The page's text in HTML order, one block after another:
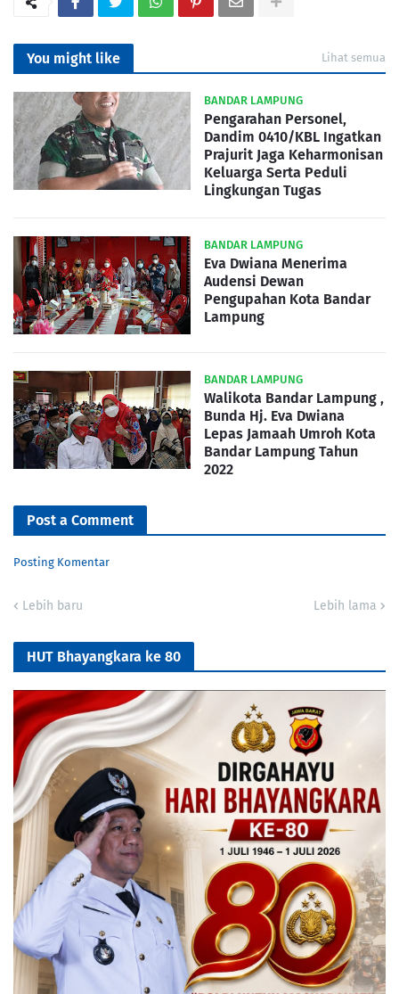
You might like Lihat semua
BANDAR LAMPUNG
Pengarahan Personel,
Dandim 0410/KBL Ingatkan
Prajurit Jaga Keharmonisan
Keluarga Serta Peduli
Lingkungan Tugas
BANDAR LAMPUNG
Eva Dwiana Menerima
Audensi Dewan
Pengupahan Kota Bandar
Lampung
BANDAR LAMPUNG
Walikota Bandar Lampung ,
Bunda Hj. Eva Dwiana
Lepas Jamaah Umroh Kota
Bandar Lampung Tahun
2022
Post a Comment
Posting Komentar
Lebih baru Lebih lama
HUT Bhayangkara ke 80